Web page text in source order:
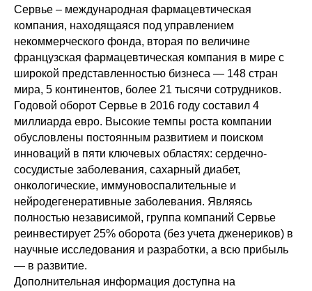
Сервье – международная фармацевтическая
компания, находящаяся под управлением
некоммерческого фонда, вторая по величине
французская фармацевтическая компания в мире с
широкой представленностью бизнеса — 148 стран
мира, 5 континентов, более 21 тысячи сотрудников.
Годовой оборот Сервье в 2016 году составил 4
миллиарда евро. Высокие темпы роста компании
обусловлены постоянным развитием и поиском
инноваций в пяти ключевых областях: сердечно-
сосудистые заболевания, сахарный диабет,
онкологические, иммуновоспалительные и
нейродегенеративные заболевания. Являясь
полностью независимой, группа компаний Сервье
реинвестирует 25% оборота (без учета дженериков) в
научные исследования и разработки, а всю прибыль
— в развитие.
Дополнительная информация доступна на